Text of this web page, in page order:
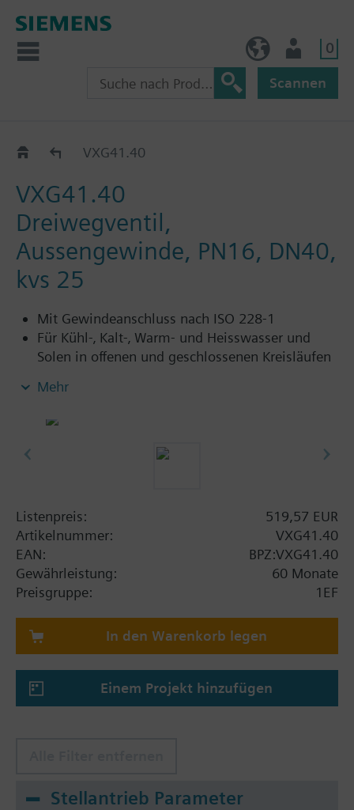
0
Scannen
VXG41..VXG41.40
VXG41.40
Dreiwegventil,
Aussengewinde, PN16, DN40,
kvs 25
Mit Gewindeanschluss nach ISO 228-1
Für Kühl-‚ Kalt-‚ Warm- und Heisswasser und
Solen in offenen und geschlossenen Kreisläufen
Zusatzinformation
Mehr
Listenpreis:
519,57 EUR
Artikelnummer:
VXG41.40
EAN:
BPZ:VXG41.40
Gewährleistung:
60 Monate
Preisgruppe:
1EF
In den Warenkorb legen
Einem Projekt hinzufügen
Stellantrieb Parameter